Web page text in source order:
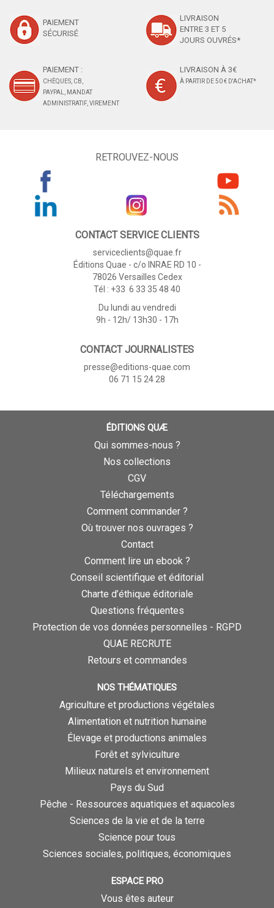
PAIEMENT
SÉCURISÉ
LIVRAISON
ENTRE 3 ET 5
JOURS OUVRÉS*
PAIEMENT :
CHÈQUES, CB,
PAYPAL, MANDAT
ADMINISTRATIF, VIREMENT
LIVRAISON À 3€
À PARTIR DE 50 € D'ACHAT*
RETROUVEZ-NOUS
CONTACT SERVICE CLIENTS
serviceclients@quae.fr
Éditions Quae - c/o INRAE RD 10 -
78026 Versailles Cedex
Tél : +33 6 33 35 48 40
Du lundi au vendredi
9h - 12h/ 13h30 - 17h
CONTACT JOURNALISTES
presse@editions-quae.com
06 71 15 24 28
ÉDITIONS QUÆ
Qui sommes-nous ?
Nos collections
CGV
Téléchargements
Comment commander ?
Où trouver nos ouvrages ?
Contact
Comment lire un ebook ?
Conseil scientifique et éditorial
Charte d’éthique éditoriale
Questions fréquentes
Protection de vos données personnelles - RGPD
QUAE RECRUTE
Retours et commandes
NOS THÉMATIQUES
Agriculture et productions végétales
Alimentation et nutrition humaine
Élevage et productions animales
Forêt et sylviculture
Milieux naturels et environnement
Pays du Sud
Pêche - Ressources aquatiques et aquacoles
Sciences de la vie et de la terre
Science pour tous
Sciences sociales, politiques, économiques
ESPACE PRO
Vous êtes auteur